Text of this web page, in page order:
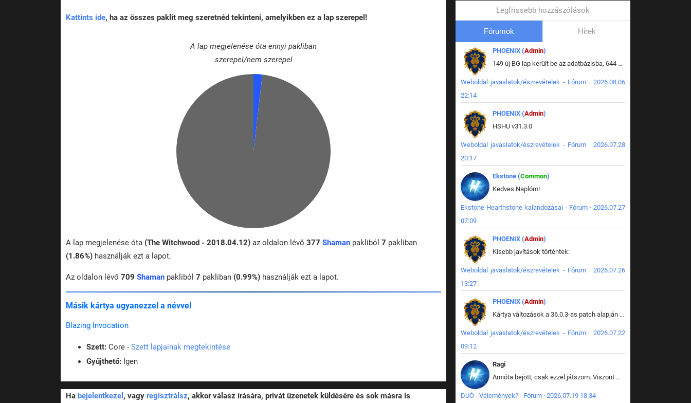
Kattints ide, ha az összes paklit meg szeretnéd tekinteni, amelyikben ez a lap szerepel!
A lap megjelenése óta ennyi pakliban
szerepel/nem szerepel
A lap megjelenése óta (The Witchwood - 2018.04.12) az oldalon lévő 377 Shaman pakliból 7 pakliban
(1.86%) használják ezt a lapot.
Az oldalon lévő 709 Shaman pakliból 7 pakliban (0.99%) használják ezt a lapot.
Másik kártya ugyanezzel a névvel
Blazing Invocation
Szett: Core - Szett lapjainak megtekintése
Gyűjthető: Igen
Ha bejelentkezel , vagy regisztrálsz, akkor válasz írására, privát üzenetek küldésére és sok másra is
Legfrissebb hozzászólások
Fórumok Hirek
PHOENIX (Admin)
149 új BG lap került be az adatbázisba, 644 db meglévő BG lap módosult, bekerültek az új képek a megváltozott lapokhoz is.
Weboldal javaslatok/észrevételek - Fórum · 2026.08.06
22:14
PHOENIX (Admin)
HSHU v31.3.0
Weboldal javaslatok/észrevételek - Fórum · 2026.07.28
20:17
Ekstone (Common)
Kedves Naplóm!
Ekstone Hearthstone kalandozásai - Fórum · 2026.07.27
07:09
PHOENIX (Admin)
Kisebb javítások történtek:
Weboldal javaslatok/észrevételek - Fórum · 2026.07.26
13:27
PHOENIX (Admin)
Kártya változások a 36.0.3-as patch alapján frissítve az adatbázisban (képek is cserélve).
Weboldal javaslatok/észrevételek - Fórum · 2026.07.22
09:12
Ragi
Amióta bejött, csak ezzel játszom. Viszont mint minden más - akár az alapjáték is, ez is baromira összetett lett. Néha már pár kör után is esélytelen az egész. Vagy irreállisan túltápol valaki, vagy lelép a partner, vagy csak hülye mint a segg. És amikor eljönne az én időm, na akkor jön el mindenki másé is. Engem jobban érdekelne, hogy ki milyen ratingen szokott játszani. Na ez lenne egy érdekes adat.
DUÓ - Vélemények? - Fórum · 2026.07.19 18:34